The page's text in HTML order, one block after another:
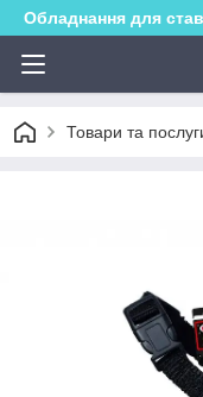
Обладнання для
Товари та